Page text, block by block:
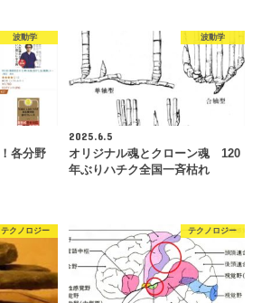
波動学
各分野
波動学
2025.6.5
オリジナル魂とクローン魂 120
年ぶりハチク全国一斉枯れ
テクノロジー テクノロジー